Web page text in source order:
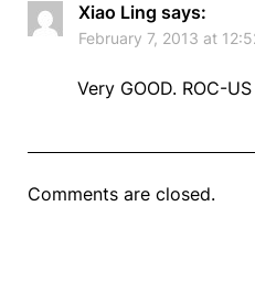
Xiao Ling says:
February 7, 2013 at
Very GOOD. ROC-
Comments are closed.